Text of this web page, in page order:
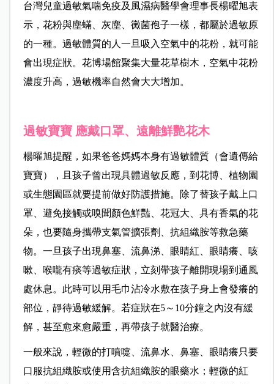
台灣兒童過敏氣喘免疫及風濕病醫學會理事長楊曜旭表
示，花粉與塵蟎、灰塵、黴菌孢子一樣，都屬於過敏原
的一種。過敏體質的人一旦吸入空氣中的花粉，就可能
會出現症狀。 花博場館聚集大量花草樹木，空氣中花粉
濃度升高，過敏機率自然會大大增加。
過敏寶寶 應戴口罩、遠離鮮艷花木
楊曜旭提醒，如果爸爸媽媽本身有過敏體質（會遺傳給
寶寶），且孩子曾出現具體過敏反應，到花博、植物園
或生態園區就要提前做好防護措施。除了替孩子戴上口
罩、避免接觸或嗅聞顏色鮮豔、花冠大、具有香氣的花
朵，也要隨身攜帶支氣管擴張劑、抗組織胺等救急藥
物。一旦孩子出現鼻塞、流鼻涕、眼睛紅、眼睛癢、咳
嗽、喉嚨有痰等過敏症狀，立刻帶孩子離開現場到通風
處休息。此時可以用毛巾沾冷水敷在孩子身上會發癢的
部位，靜待過敏緩解。若症狀在5～10分鐘之內沒有緩
解，甚至愈來愈嚴重，再帶孩子就醫治療。
一般來說，輕微的打噴嚏、流鼻水、鼻塞、眼睛癢只要
口服抗組織胺或使用含抗組織胺的眼藥水；輕微的紅